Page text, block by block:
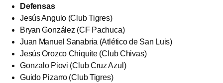
Defensas
Jesús Angulo (Club Tigres)
Bryan González (CF Pachuca)
Juan Manuel Sanabria (Atlético de San Luis)
Jesús Orozco Chiquite (Club Chivas)
Gonzalo Piovi (Club Cruz Azul)
Guido Pizarro (Club Tigres)